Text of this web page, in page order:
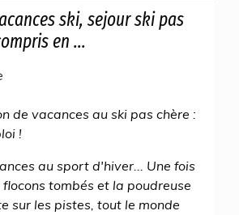
ski, sejour ski pas
en ...
de vacances au ski pas chère :
!
au sport d'hiver... Une fois
tombés et la poudreuse
sur les pistes, tout le monde